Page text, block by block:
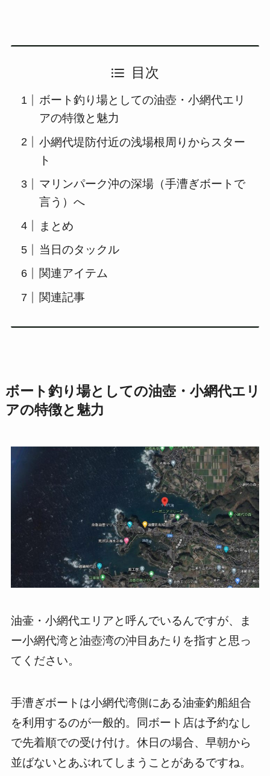
目次
ボート釣り場としての油壺・小網代エリ
アの特徴と魅力
小網代堤防付近の浅場根周りからスター
ト
マリンパーク沖の深場（手漕ぎボートで
言う）へ
まとめ
当日のタックル
関連アイテム
関連記事
ボート釣り場としての油壺・小網代エリ
アの特徴と魅力
油壷・小網代エリアと呼んでいるんですが、ま
ー小網代湾と油壺湾の沖目あたりを指すと思っ
てください。
手漕ぎボートは小網代湾側にある油壷釣船組合
を利用するのが一般的。同ボート店は予約なし
で先着順での受け付け。休日の場合、早朝から
並ばないとあぶれてしまうことがあるですね。